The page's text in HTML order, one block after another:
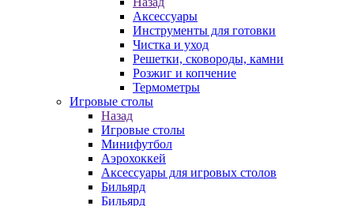
Аксессуары
Инструменты для готовки
Чистка и уход
Решетки, сковороды, камни
Розжиг и копчение
Термометры
Игровые столы
Назад
Игровые столы
Минифутбол
Аэрохоккей
Аксессуары для игровых столов
Бильяpд
Бильяpд